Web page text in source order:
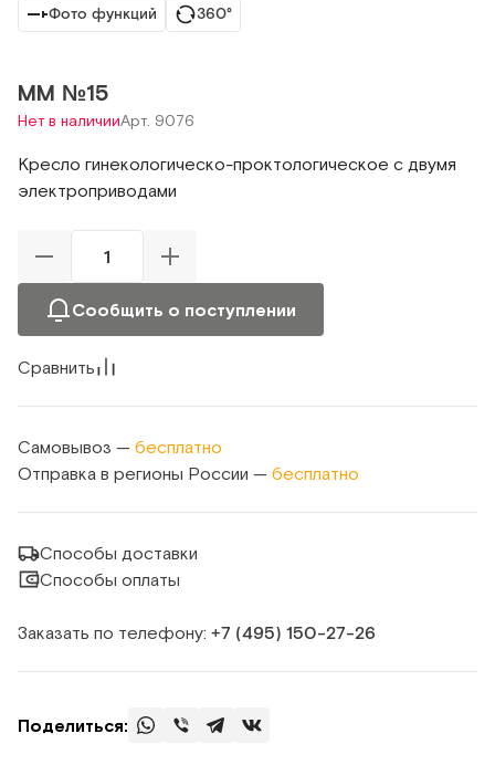
Фото функций 360°
MМ №15
Нет в наличииАрт. 9076
Кресло гинекологическо-проктологическое с двумя
электроприводами
Сообщить о поступлении
Сравнить
Самовывоз — бесплатно
Отправка в регионы России — бесплатно
Способы доставки
Способы оплаты
Заказать по телефону: +7 (495) 150‑27‑26
Поделиться: